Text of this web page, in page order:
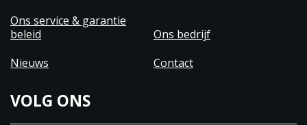
Ons service & garantie
beleid
Ons bedrijf
Nieuws
Contact
VOLG ONS